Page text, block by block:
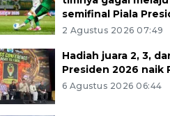
semifinal Piala
2 Agustus 2026 07:49
Hadiah juara 2, 3,
Presiden 2026 naik
6 Agustus 2026 06:44